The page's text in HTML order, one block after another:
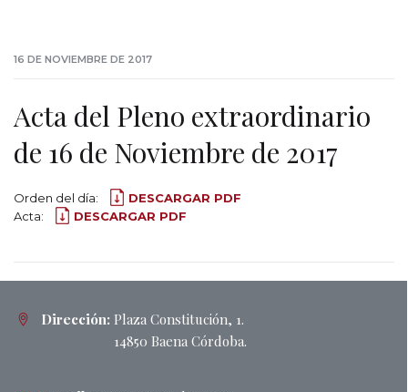
16 DE NOVIEMBRE DE 2017
Acta del Pleno extraordinario
de 16 de Noviembre de 2017
Orden del día:
DESCARGAR PDF
Acta:
DESCARGAR PDF
Dirección: Plaza Constitución, 1.
14850 Baena Córdoba.